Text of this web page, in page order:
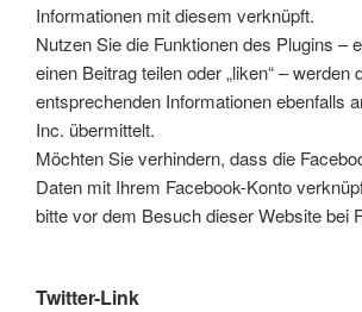
Informationen mit diesem verknüpft.
Nutzen Sie die Funktionen des Plugins –
einen Beitrag teilen oder „liken“ – werden
entsprechenden Informationen ebenfalls
Inc. übermittelt.
Möchten Sie verhindern, dass die
Daten mit Ihrem Facebook-Konto
bitte vor dem Besuch dieser Website bei
Twitter-Link